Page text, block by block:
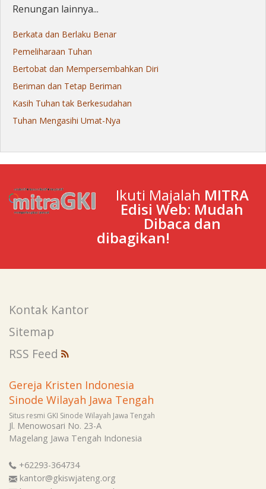
Renungan lainnya...
Berkata dan Berlaku Benar
Pemeliharaan Tuhan
Bertobat dan Mempersembahkan Diri
Beriman dan Tetap Beriman
Kasih Tuhan tak Berkesudahan
Tuhan Mengasihi Umat-Nya
Ikuti Majalah MITRA
Edisi Web: Mudah
Dibaca dan
dibagikan!
Kontak Kantor
Sitemap
RSS Feed
Gereja Kristen Indonesia
Sinode Wilayah Jawa Tengah
Situs resmi GKI Sinode Wilayah Jawa Tengah
Jl. Menowosari No. 23-A
Magelang Jawa Tengah Indonesia
+62293-364734
kantor@gkiswjateng.org